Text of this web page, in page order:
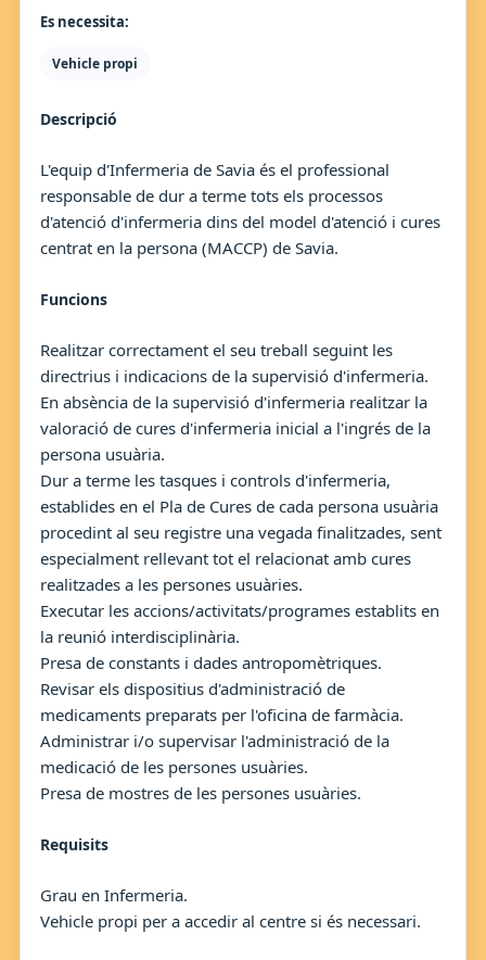
Es necessita:
Vehicle propi
Descripció
L'equip d'Infermeria de Savia és el professional
responsable de dur a terme tots els processos
d'atenció d'infermeria dins del model d'atenció i cures
centrat en la persona (MACCP) de Savia.
Funcions
Realitzar correctament el seu treball seguint les
directrius i indicacions de la supervisió d'infermeria.
En absència de la supervisió d'infermeria realitzar la
valoració de cures d'infermeria inicial a l'ingrés de la
persona usuària.
Dur a terme les tasques i controls d'infermeria,
establides en el Pla de Cures de cada persona usuària
procedint al seu registre una vegada finalitzades, sent
especialment rellevant tot el relacionat amb cures
realitzades a les persones usuàries.
Executar les accions/activitats/programes establits en
la reunió interdisciplinària.
Presa de constants i dades antropomètriques.
Revisar els dispositius d'administració de
medicaments preparats per l'oficina de farmàcia.
Administrar i/o supervisar l'administració de la
medicació de les persones usuàries.
Presa de mostres de les persones usuàries.
Requisits
Grau en Infermeria.
Vehicle propi per a accedir al centre si és necessari.